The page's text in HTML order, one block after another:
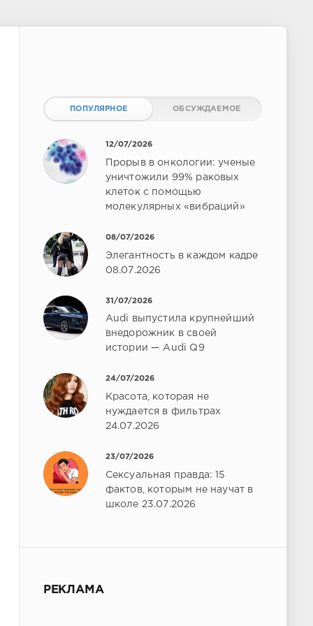
ПОПУЛЯРНОЕ ОБСУЖДАЕМОЕ
12/07/2026
Прорыв в онкологии: ученые
уничтожили 99% раковых
клеток с помощью
молекулярных «вибраций»
08/07/2026
Элегантность в каждом кадре
08.07.2026
31/07/2026
Audi выпустила крупнейший
внедорожник в своей
истории — Audi Q9
24/07/2026
Красота, которая не
нуждается в фильтрах
24.07.2026
23/07/2026
Сексуальная правда: 15
фактов, которым не научат в
школе 23.07.2026
РЕКЛАМА